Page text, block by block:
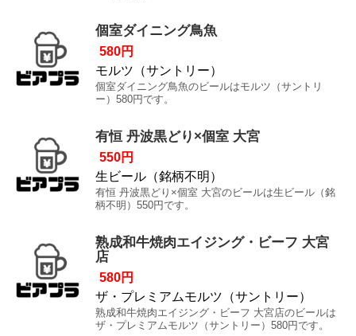
個室ダイニング鳥魚
580円
モルツ（サントリー）
個室ダイニング鳥魚のビールはモルツ（サントリ
ー）580円です。
有恒 丹波黒どり×個室 大宮
550円
生ビール（銘柄不明）
有恒 丹波黒どり×個室 大宮のビールは生ビール（銘
柄不明）550円です。
熟成和牛焼肉エイジング・ビーフ 大宮
店
580円
ザ・プレミアムモルツ（サントリー）
熟成和牛焼肉エイジング・ビーフ 大宮店のビールは
ザ・プレミアムモルツ（サントリー）580円です。